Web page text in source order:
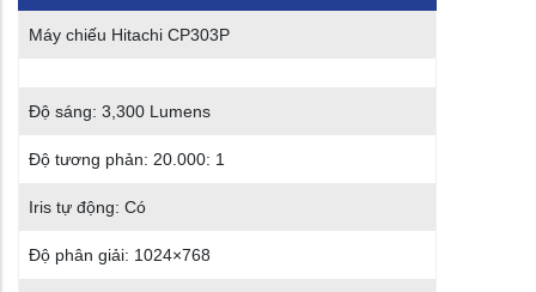
Máy chiếu Hitachi CP303P
Độ sáng: 3,300 Lumens
Độ tương phản: 20.000: 1
Iris tự động: Có
Độ phân giải: 1024×768